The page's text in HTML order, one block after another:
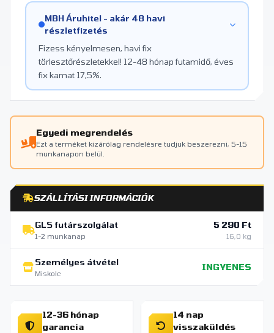
MBH Áruhitel - akár 48 havi
részletfizetés
Fizess kényelmesen, havi fix
törlesztőrészletekkel! 12-48 hónap futamidő, éves
fix kamat 17,5%.
Egyedi megrendelés
Ezt a terméket kizárólag rendelésre tudjuk beszerezni, 5-15
munkanapon belül.
SZÁLLÍTÁSI INFORMÁCIÓK
GLS futárszolgálat
1-2 munkanap
5 290 Ft
16,0 kg
Személyes átvétel
Miskolc
INGYENES
12-36 hónap
garancia
14 nap
visszaküldés